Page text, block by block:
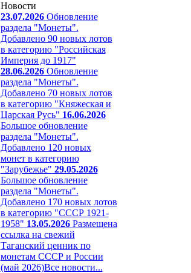
Новости
23.07.2026Обновление
раздела "Монеты".
Добавлено 90 новых лотов
в категорию "Российская
Империя до 1917"
28.06.2026Обновление
раздела "Монеты".
Добавлено 70 новых лотов
в категорию "Княжеская и
Царская Русь" 16.06.2026
Большое обновление
раздела "Монеты".
Добавлено 120 новых
монет в категорию
"Зарубежье" 29.05.2026
Большое обновление
раздела "Монеты".
Добавлено 170 новых лотов
в категорию "СССР 1921-
1958" 13.05.2026Размещена
ссылка на свежий
Таганский ценник по
монетам СССР и России
(май 2026)Все новости...